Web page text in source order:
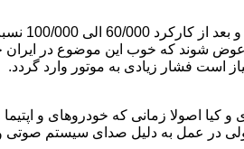
عوض شوند که خوب این موضوع در
است فشار زیادی به موتور وارد گردد.
اصولا زمانی که خودروهای و
در عمل به دلیل صدای سیستم صوتی